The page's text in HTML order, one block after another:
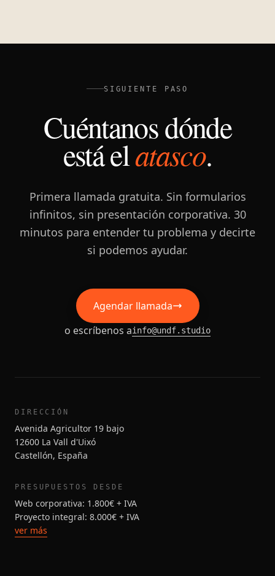
SIGUIENTE PASO
Cuéntanos dónde
está elatasco.
Primera llamada gratuita. Sin formularios
infinitos, sin presentación corporativa. 30
minutos para entender tu problema y decirte
si podemos ayudar.
Agendar llamada
o escríbenos ainfo@undf.studio
DIRECCIÓN
Avenida Agricultor 19 bajo
12600 La Vall d'Uixó
Castellón, España
PRESUPUESTOS DESDE
Web corporativa: 1.800€ + IVA
Proyecto integral: 8.000€ + IVA
ver más